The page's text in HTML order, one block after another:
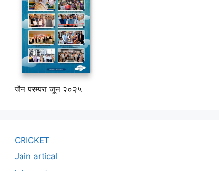
जैन परम्परा जून २०२५
CRICKET
Jain artical